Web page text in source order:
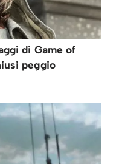
di Game of
peggio